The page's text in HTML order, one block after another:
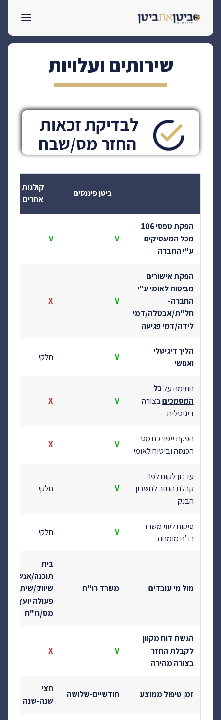
לתוכן
שירותים ועלויות
ביטן פיננסים
קולגות
אחרים
הפקת טפסי 106
מכל המעסיקים
ע"י החברה
V
V
הפקת אישורים
מביטוח לאומי ע"י
החברה-
חל"ת/אבטלה/דמי
לידה/דמי פגיעה
V
X
הליך דיגיטלי
ואנושי
V חלקי
חתימה עלכל
המסמכיםבצורה
דיגיטלית
V
X
הפקת ייפוי כח מס
הכנסה וביטוח לאומי
V
X
עדכון לקוח לפני
קבלת החזר לחשבון
הבנק
V חלקי
פיקוח ליווי משרד
רו"ח מומחה
V חלקי
מול מי עובדים משרד רו"ח
בית
תוכנה/אנשי
שיווק/שיתוף
פעולה יועץ
מס/רו"ח
הגשת דוח מקוון
לקבלת החזר
בצורה מהירה
V
X
זמן טיפול ממוצע חודשיים-שלושה
חצי
שנה-שנה